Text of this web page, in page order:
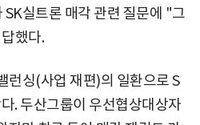
실트론 매각 관련 질문에 "그
했다.
런싱(사업 재편)의 일환으로 S
. 두산그룹이 우선협상대상자